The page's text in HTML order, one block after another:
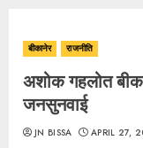
बीकानेर राजनीति
अशोक गहलोत
जनसुनवाई
JN BISSA APRIL 27,